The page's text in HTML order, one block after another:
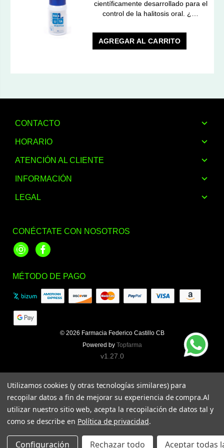
científicamente desarrollado para el
control de la halitosis oral. ¿…
AGREGAR AL CARRITO
CONTACTO
HORARIO
ATENCIÓN AL CLIENTE
INFORMACIÓN
LEGAL
CONÉCTATE CON NOSOTROS
InstagramFacebook
MÉTODO DE PAGO
© 2026 Farmacia Federico Castillo CB
Powered by Topfarma
v1.27.0
Utilizamos cookies (y otras tecnologías similares) para
recopilar datos a fin de mejorar su experiencia de compra.Al
utilizar nuestro sitio web, acepta la recopilación de datos tal y
como se describe en Política de privacidad.
Configuración Rechazar todo Aceptar todas